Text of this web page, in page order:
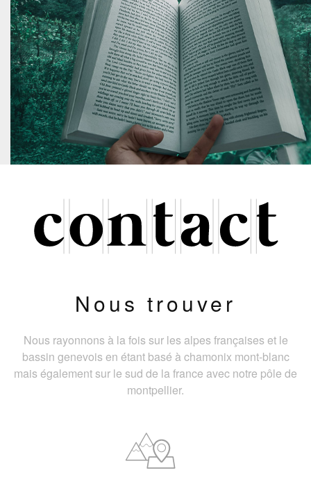
Nous trouver
Nous rayonnons à la fois sur les alpes françaises et le
bassin genevois en étant basé à chamonix mont-blanc
mais également sur le sud de la france avec notre pôle de
montpellier.